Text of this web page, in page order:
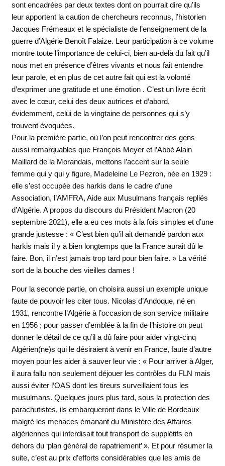
sont encadrées par deux textes dont on pourrait dire qu’ils
leur apportent la caution de chercheurs reconnus, l’historien
Jacques Frémeaux et le spécialiste de l’enseignement de la
guerre d’Algérie Benoît Falaize. Leur participation à ce volume
montre toute l’importance de celui-ci, bien au-delà du fait qu’il
nous met en présence d’êtres vivants et nous fait entendre
leur parole, et en plus de cet autre fait qui est la volonté
d’exprimer une gratitude et une émotion . C’est un livre écrit
avec le cœur, celui des deux autrices et d’abord,
évidemment, celui de la vingtaine de personnes qui s’y
trouvent évoquées.
Pour la première partie, où l’on peut rencontrer des gens
aussi remarquables que François Meyer et l’Abbé Alain
Maillard de la Morandais, mettons l’accent sur la seule
femme qui y qui y figure, Madeleine Le Pezron, née en 1929 :
elle s’est occupée des harkis dans le cadre d’une
Association, l’AMFRA, Aide aux Musulmans français repliés
d’Algérie. A propos du discours du Président Macron (20
septembre 2021), elle a eu ces mots à la fois simples et d’une
grande justesse : « C’est bien qu’il ait demandé pardon aux
harkis mais il y a bien longtemps que la France aurait dû le
faire. Bon, il n’est jamais trop tard pour bien faire. » La vérité
sort de la bouche des vieilles dames !
Pour la seconde partie, on choisira aussi un exemple unique
faute de pouvoir les citer tous. Nicolas d’Andoque, né en
1931, rencontre l’Algérie à l’occasion de son service militaire
en 1956 ; pour passer d’emblée à la fin de l’histoire on peut
donner le détail de ce qu’il a dû faire pour aider vingt-cinq
Algérien(ne)s qui le désiraient à venir en France, faute d’autre
moyen pour les aider à sauver leur vie : « Pour arriver à Alger,
il aura fallu non seulement déjouer les contrôles du FLN mais
aussi éviter l‘OAS dont les tireurs surveillaient tous les
musulmans. Quelques jours plus tard, sous la protection des
parachutistes, ils embarqueront dans le Ville de Bordeaux
malgré les menaces émanant du Ministère des Affaires
algériennes qui interdisait tout transport de supplétifs en
dehors du ‘plan général de rapatriement’ ». Et pour résumer la
suite, c’est au prix d’efforts considérables que les amis de